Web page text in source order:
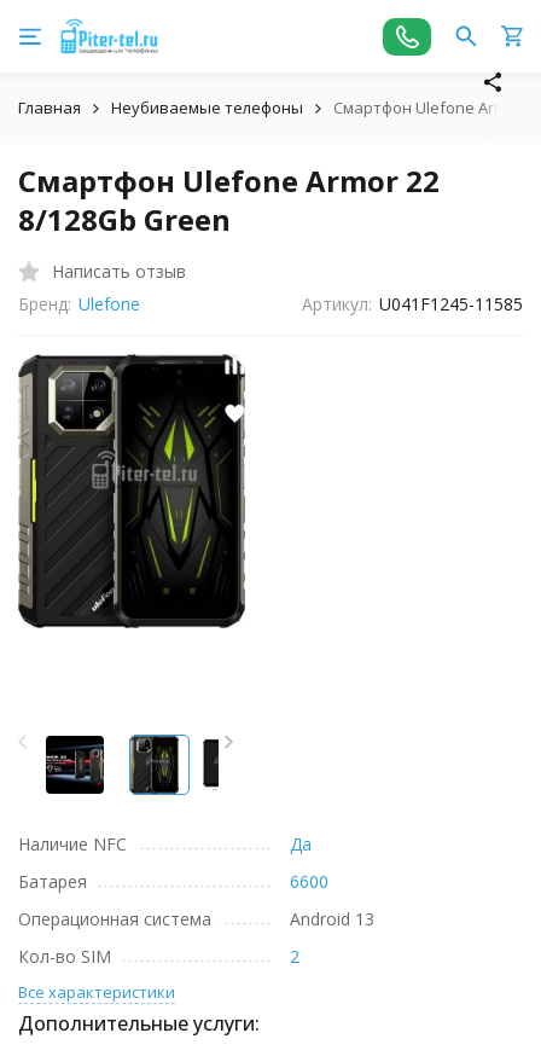
Главная Неубиваемые телефоны Смартфон Ulefone Armor
Смартфон Ulefone Armor 22
8/128Gb Green
Написать отзыв
Бренд: Ulefone Артикул: U041F1245-11585
Наличие NFC
Да
Батарея
6600
Операционная система
Android 13
Кол-во SIM
2
Все характеристики
Дополнительные услуги: